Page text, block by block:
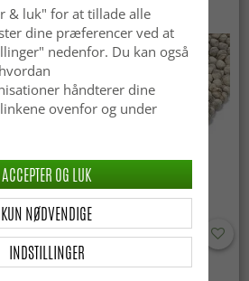
Uldtæppe - Avafors Wool
& luk" for at tillade alle
dine præferencer ved at
nedenfor. Du kan også
håndterer dine
ovenfor og under
INDSTILLINGER
KUN NØDVENDIGE
ACCEPTER OG LUK